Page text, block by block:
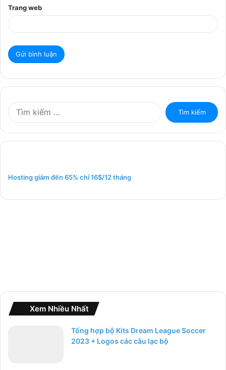
Trang web
k
o
Hosting giảm đến 65% chỉ 16$/12 tháng
Xem Nhiều Nhất
Tổng hợp bộ Kits Dream League Soccer
2023 + Logos các câu lạc bộ